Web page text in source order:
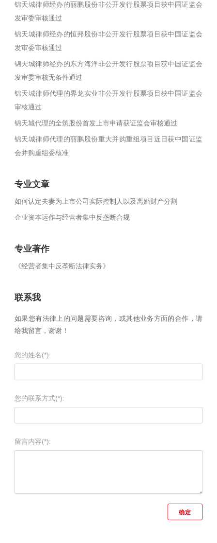
锦天城律师经办的丽鹏股份非公开发行股票项目获中国证监会
发审委审核通过
锦天城律师经办的恒邦股份非公开发行股票项目获中国证监会
发审委审核通过
锦天城律师经办的东方海洋非公开发行股票项目获中国证监会
发审委审核无条件通过
锦天城律师代理的界龙实业非公开发行股票项目获中国证监会
审核通过
锦天城代理的全筑股份首发上市申请获证监会审核通过
锦天城律师代理的丽鹏股份重大并购重组项目近日获中国证监
会并购重组委核准
专业文章
如何认定夫妻为上市公司实际控制人以及离婚财产分割
企业资本运作与经营者集中反垄断合规
专业著作
《经营者集中反垄断法律实务》
联系我
如果您有法律上的问题需要咨询，或其他业务方面的合作，请
给我留言，谢谢！
您的姓名(*):
您的联系方式(*):
留言内容(*):